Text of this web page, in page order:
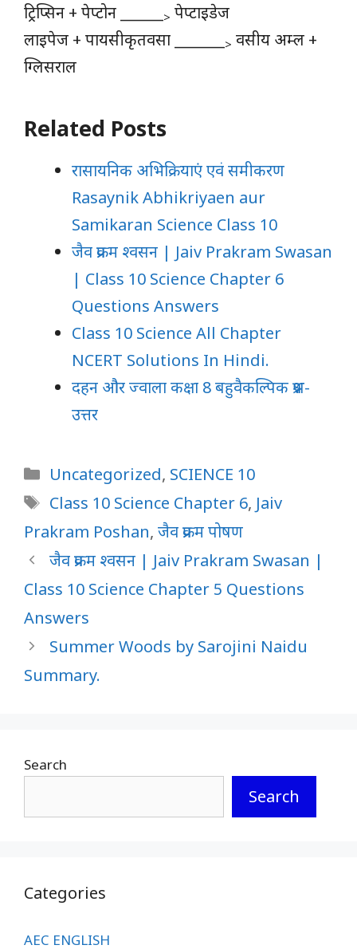
ट्रिप्सिन + पेप्टोन ______
> पेप्टाइडेज
लाइपेज + पायसीकृतवसा _______
> वसीय अम्ल +
ग्लिसराल
Related Posts
रासायनिक अभिक्रियाएं एवं समीकरण
Rasaynik Abhikriyaen aur
Samikaran Science Class 10
जैव प्रक्रम श्वसन | Jaiv Prakram Swasan
| Class 10 Science Chapter 6
Questions Answers
Class 10 Science All Chapter
NCERT Solutions In Hindi.
दहन और ज्वाला कक्षा 8 बहुवैकल्पिक प्रश्न-
उत्तर
Categories
Uncategorized, SCIENCE 10
Tags
Class 10 Science Chapter 6, Jaiv
Prakram Poshan, जैव प्रक्रम पोषण
जैव प्रक्रम श्वसन | Jaiv Prakram Swasan |
Class 10 Science Chapter 5 Questions
Answers
Summer Woods by Sarojini Naidu
Summary.
Search
Search
Categories
AEC ENGLISH